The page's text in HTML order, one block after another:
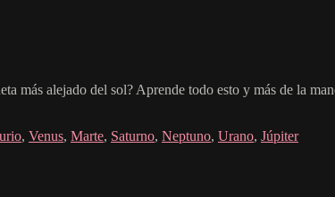
más alejado del sol? Aprende todo esto y más de la
, Venus, Marte, Saturno, Neptuno, Urano, Júpiter